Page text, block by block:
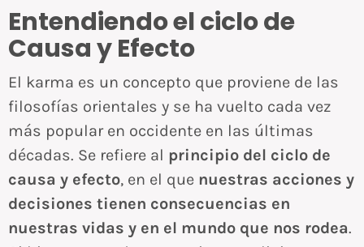
Entendiendo el ciclo de
Causa y Efecto
El karma es un concepto que proviene de las
filosofías orientales y se ha vuelto cada vez
más popular en occidente en las últimas
décadas. Se refiere al principio del ciclo de
causa y efecto, en el que nuestras acciones y
decisiones tienen consecuencias en
nuestras vidas y en el mundo que nos rodea.